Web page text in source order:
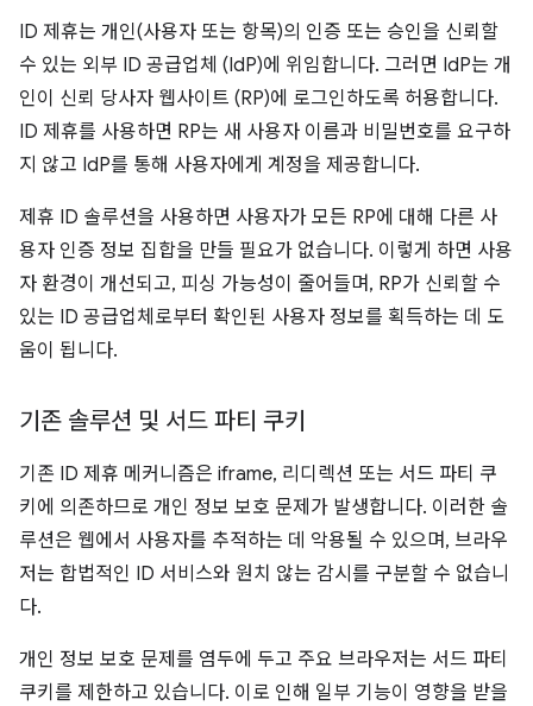
ID 제휴는 개인(사용자 또는 항목)의 인증 또는 승인을 신뢰할
수 있는 외부 ID 공급업체 (IdP)에 위임합니다. 그러면 IdP는 개
인이 신뢰 당사자 웹사이트 (RP)에 로그인하도록 허용합니다.
ID 제휴를 사용하면 RP는 새 사용자 이름과 비밀번호를 요구하
지 않고 IdP를 통해 사용자에게 계정을 제공합니다.
제휴 ID 솔루션을 사용하면 사용자가 모든 RP에 대해 다른 사
용자 인증 정보 집합을 만들 필요가 없습니다. 이렇게 하면 사용
자 환경이 개선되고, 피싱 가능성이 줄어들며, RP가 신뢰할 수
있는 ID 공급업체로부터 확인된 사용자 정보를 획득하는 데 도
움이 됩니다.
기존 솔루션 및 서드 파티 쿠키
기존 ID 제휴 메커니즘은 iframe, 리디렉션 또는 서드 파티 쿠
키에 의존하므로 개인 정보 보호 문제가 발생합니다. 이러한 솔
루션은 웹에서 사용자를 추적하는 데 악용될 수 있으며, 브라우
저는 합법적인 ID 서비스와 원치 않는 감시를 구분할 수 없습니
다.
개인 정보 보호 문제를 염두에 두고 주요 브라우저는 서드 파티
쿠키를 제한하고 있습니다. 이로 인해 일부 기능이 영향을 받을